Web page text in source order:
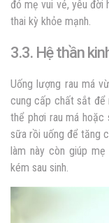
đó mẹ vui vẻ, yêu đời
thai kỳ khỏe mạnh.
3.3. Hệ thần
Uống lượng rau má
cung cấp chất sắt để
thể phơi rau má hoặc
sữa rồi uống để tăng
làm này còn giúp
kém sau sinh.